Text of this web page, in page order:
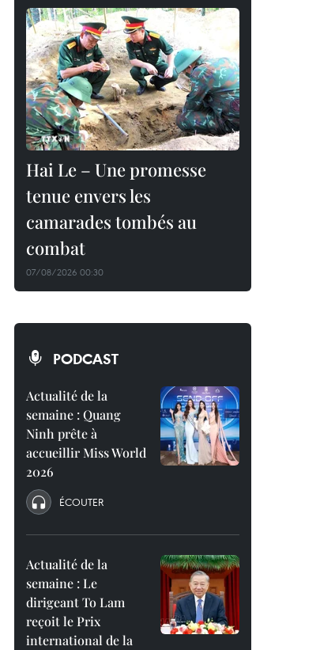
Hai Le – Une promesse
tenue envers les
camarades tombés au
combat
07/08/2026 00:30
PODCAST
Actualité de la
semaine : Quang
Ninh prête à
accueillir Miss World
2026
ÉCOUTER
Actualité de la
semaine : Le
dirigeant To Lam
reçoit le Prix
international de la